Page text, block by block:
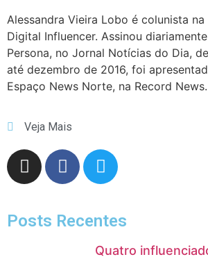
Alessandra Vieira Lobo é colunista na
Digital Influencer. Assinou
Persona, no Jornal Notícias do Dia,
até dezembro de 2016, foi
Espaço News Norte, na Record News.
Veja Mais
Posts Recentes
Quatro